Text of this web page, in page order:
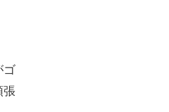
ゴ
張